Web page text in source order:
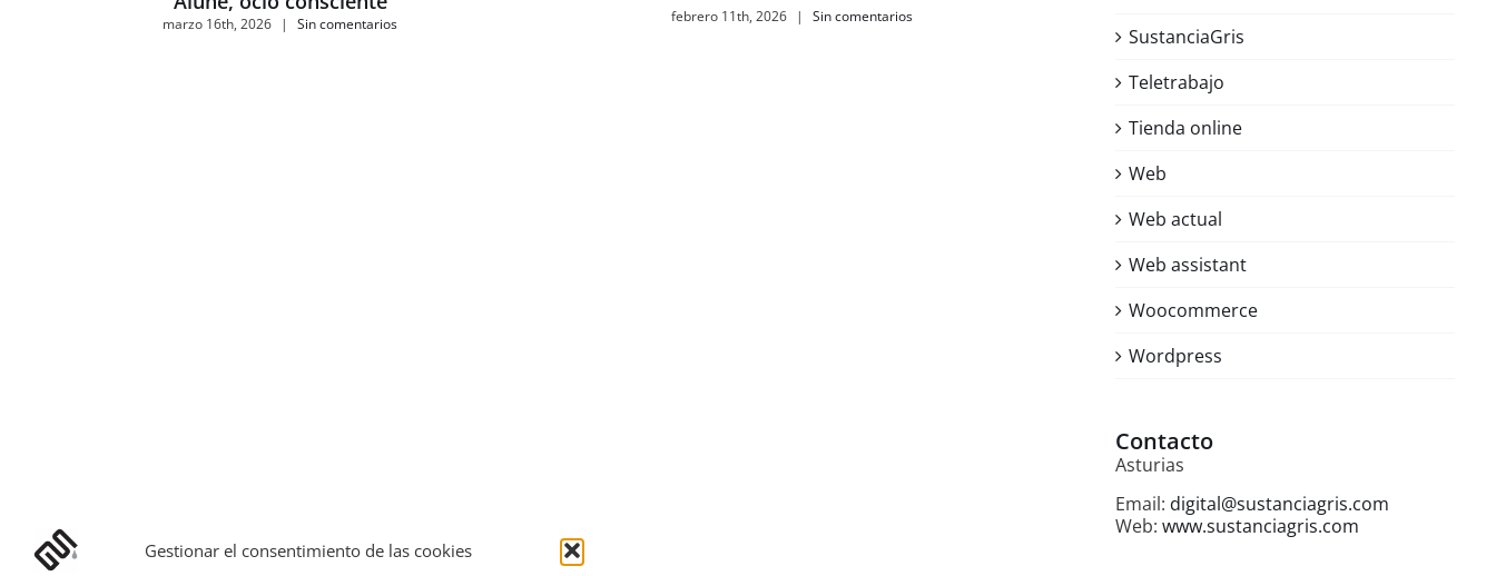
Gestionar el consentimiento de las cookies
marzo 16th, 2026 | Sin comentarios febrero 11th, 2026 | Sin comentarios
SustanciaGris
Teletrabajo
Tienda online
Web
Web actual
Web assistant
Woocommerce
Wordpress
Contacto
Asturias
Email: digital@sustanciagris.com
Web:www.sustanciagris.com